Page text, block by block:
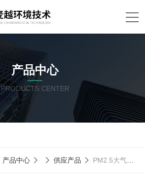
产品中心
PRODUCTS CENTER
产品中心 供应产品 PM2.5大气在线监测系统，网格化空气质量微型站